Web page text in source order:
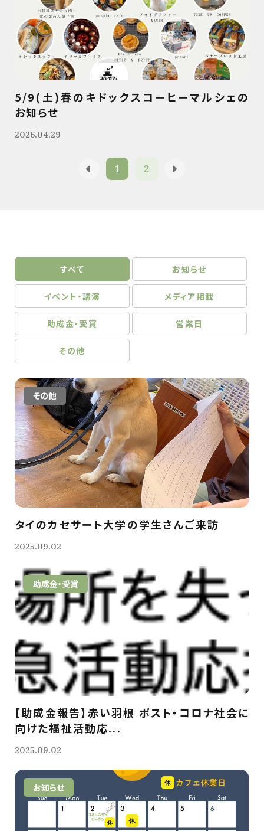
5/9(土)春のキドックスコーヒーマルシェの
お知らせ
2026.04.29
1 2
すべて お知らせ
イベント・講演 メディア掲載
助成金・受賞 営業日
その他
その他
タイのカセサート大学の学生さんご来訪
2025.09.02
助成金・受賞
【助成金報告】赤い羽根 ポスト・コロナ社会に
向けた福祉活動応...
2025.09.02
お知らせ